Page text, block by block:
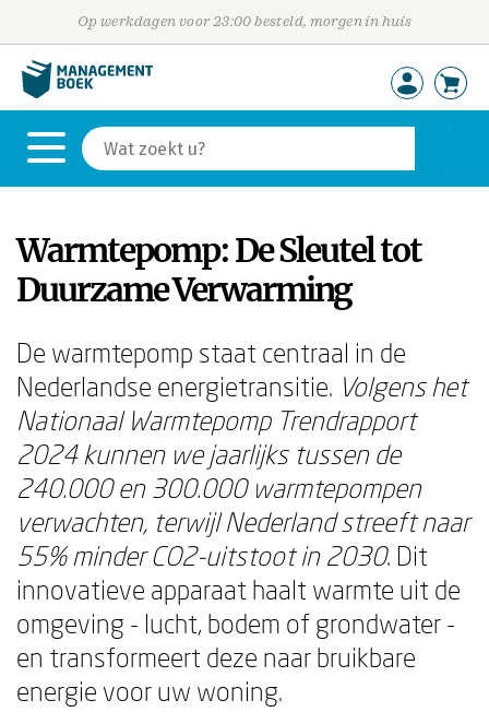
Op werkdagen voor 23:00 besteld, morgen in huis
Warmtepomp: De Sleutel tot
Duurzame Verwarming
De warmtepomp staat centraal in de
Nederlandse energietransitie. Volgens het
Nationaal Warmtepomp Trendrapport
2024 kunnen we jaarlijks tussen de
240.000 en 300.000 warmtepompen
verwachten, terwijl Nederland streeft naar
55% minder CO2-uitstoot in 2030. Dit
innovatieve apparaat haalt warmte uit de
omgeving - lucht, bodem of grondwater -
en transformeert deze naar bruikbare
energie voor uw woning.